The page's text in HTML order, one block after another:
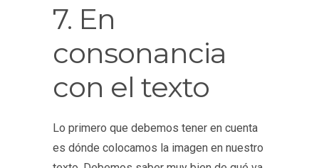
7. En
consonancia
con el texto
Lo primero que debemos tener en cuenta
es dónde colocamos la imagen en nuestro